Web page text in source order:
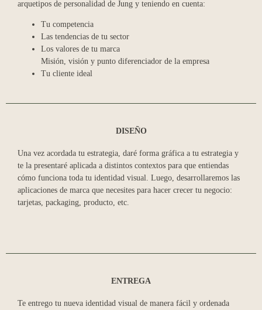
arquetipos de personalidad de Jung y teniendo en cuenta:
Tu competencia
Las tendencias de tu sector
Los valores de tu marca
Misión, visión y punto diferenciador de la empresa
Tu cliente ideal
DISEÑO
Una vez acordada tu estrategia, daré forma gráfica a tu estrategia y
te la presentaré aplicada a distintos contextos para que entiendas
cómo funciona toda tu identidad visual. Luego, desarrollaremos las
aplicaciones de marca que necesites para hacer crecer tu negocio:
tarjetas, packaging, producto, etc.
ENTREGA
Te entrego tu nueva identidad visual de manera fácil y ordenada